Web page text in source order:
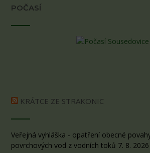
POČASÍ
KRÁTCE ZE STRAKONIC
Veřejná vyhláška - opatření obecné
povrchových vod z vodních toků 7. 8. 2026